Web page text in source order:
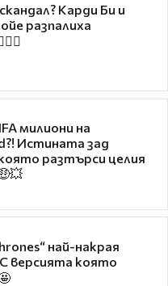
Карди Би и
разпалиха
милиони на
Истината зад
разтърси целия
най-накрая
версията която